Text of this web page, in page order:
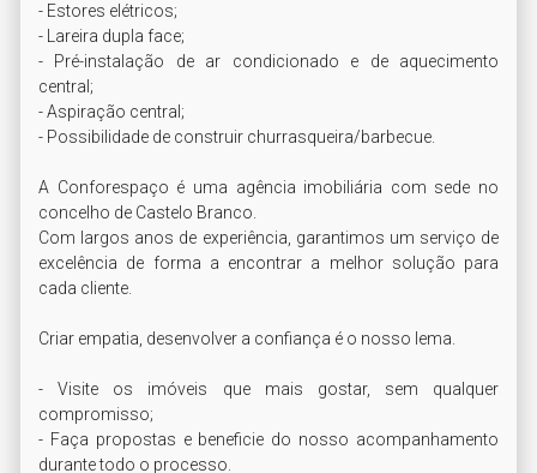
- Estores elétricos;
- Lareira dupla face;
- Pré-instalação de ar condicionado e de aquecimento
central;
- Aspiração central;
- Possibilidade de construir churrasqueira/barbecue.
A Conforespaço é uma agência imobiliária com sede no
concelho de Castelo Branco.
Com largos anos de experiência, garantimos um serviço de
excelência de forma a encontrar a melhor solução para
cada cliente.
Criar empatia, desenvolver a confiança é o nosso lema.
- Visite os imóveis que mais gostar, sem qualquer
compromisso;
- Faça propostas e beneficie do nosso acompanhamento
durante todo o processo.